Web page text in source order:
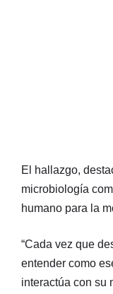
El hallazgo,
microbiología
humano para la
“Cada vez que
entender como
interactúa con su